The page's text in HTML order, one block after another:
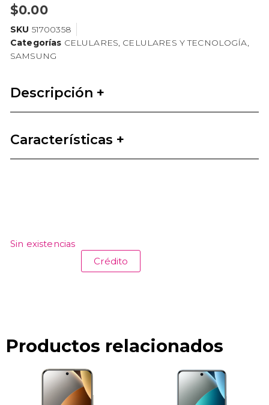
$0.00
SKU 51700358
Categorías CELULARES, CELULARES Y TECNOLOGÍA,
SAMSUNG
Descripción +
Características +
Sin existencias
Crédito
Productos relacionados